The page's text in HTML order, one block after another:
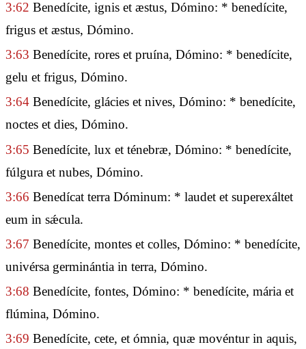
3:62 Benedícite, ignis et æstus, Dómino: * benedícite,
frigus et æstus, Dómino.
3:63 Benedícite, rores et pruína, Dómino: * benedícite,
gelu et frigus, Dómino.
3:64 Benedícite, glácies et nives, Dómino: * benedícite,
noctes et dies, Dómino.
3:65 Benedícite, lux et ténebræ, Dómino: * benedícite,
fúlgura et nubes, Dómino.
3:66 Benedícat terra Dóminum: * laudet et superexáltet
eum in sǽcula.
3:67 Benedícite, montes et colles, Dómino: * benedícite,
univérsa germinántia in terra, Dómino.
3:68 Benedícite, fontes, Dómino: * benedícite, mária et
flúmina, Dómino.
3:69 Benedícite, cete, et ómnia, quæ movéntur in aquis,